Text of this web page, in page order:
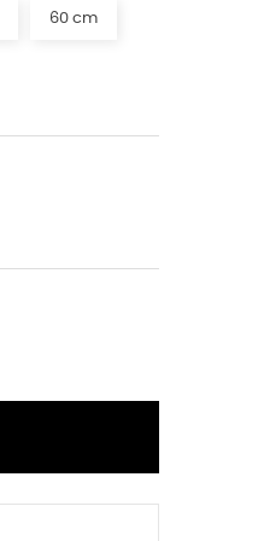
60 cm